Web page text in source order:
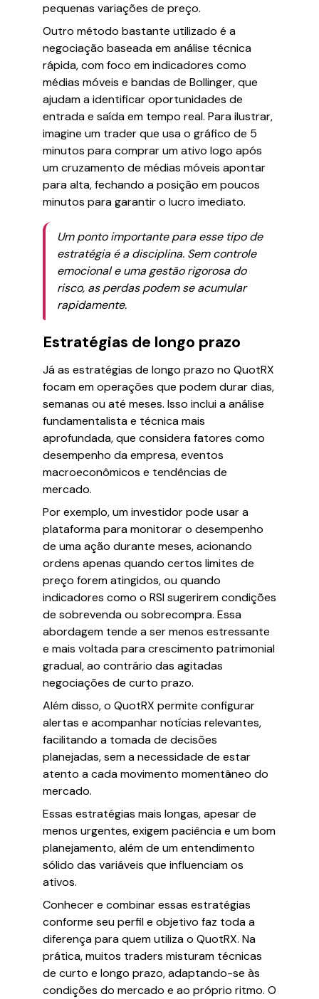
pequenas variações de preço.
Outro método bastante utilizado é a
negociação baseada em análise técnica
rápida, com foco em indicadores como
médias móveis e bandas de Bollinger, que
ajudam a identificar oportunidades de
entrada e saída em tempo real. Para ilustrar,
imagine um trader que usa o gráfico de 5
minutos para comprar um ativo logo após
um cruzamento de médias móveis apontar
para alta, fechando a posição em poucos
minutos para garantir o lucro imediato.
Um ponto importante para esse tipo de
estratégia é a disciplina. Sem controle
emocional e uma gestão rigorosa do
risco, as perdas podem se acumular
rapidamente.
Estratégias de longo prazo
Já as estratégias de longo prazo no QuotRX
focam em operações que podem durar dias,
semanas ou até meses. Isso inclui a análise
fundamentalista e técnica mais
aprofundada, que considera fatores como
desempenho da empresa, eventos
macroeconômicos e tendências de
mercado.
Por exemplo, um investidor pode usar a
plataforma para monitorar o desempenho
de uma ação durante meses, acionando
ordens apenas quando certos limites de
preço forem atingidos, ou quando
indicadores como o RSI sugerirem condições
de sobrevenda ou sobrecompra. Essa
abordagem tende a ser menos estressante
e mais voltada para crescimento patrimonial
gradual, ao contrário das agitadas
negociações de curto prazo.
Além disso, o QuotRX permite configurar
alertas e acompanhar notícias relevantes,
facilitando a tomada de decisões
planejadas, sem a necessidade de estar
atento a cada movimento momentâneo do
mercado.
Essas estratégias mais longas, apesar de
menos urgentes, exigem paciência e um bom
planejamento, além de um entendimento
sólido das variáveis que influenciam os
ativos.
Conhecer e combinar essas estratégias
conforme seu perfil e objetivo faz toda a
diferença para quem utiliza o QuotRX. Na
prática, muitos traders misturam técnicas
de curto e longo prazo, adaptando-se às
condições do mercado e ao próprio ritmo. O